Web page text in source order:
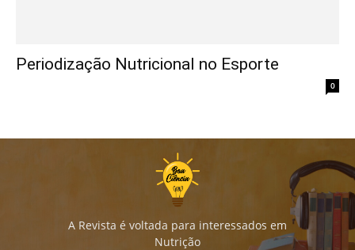
Periodização Nutricional no Esporte
0
A Revista é voltada para interessados em
Nutrição